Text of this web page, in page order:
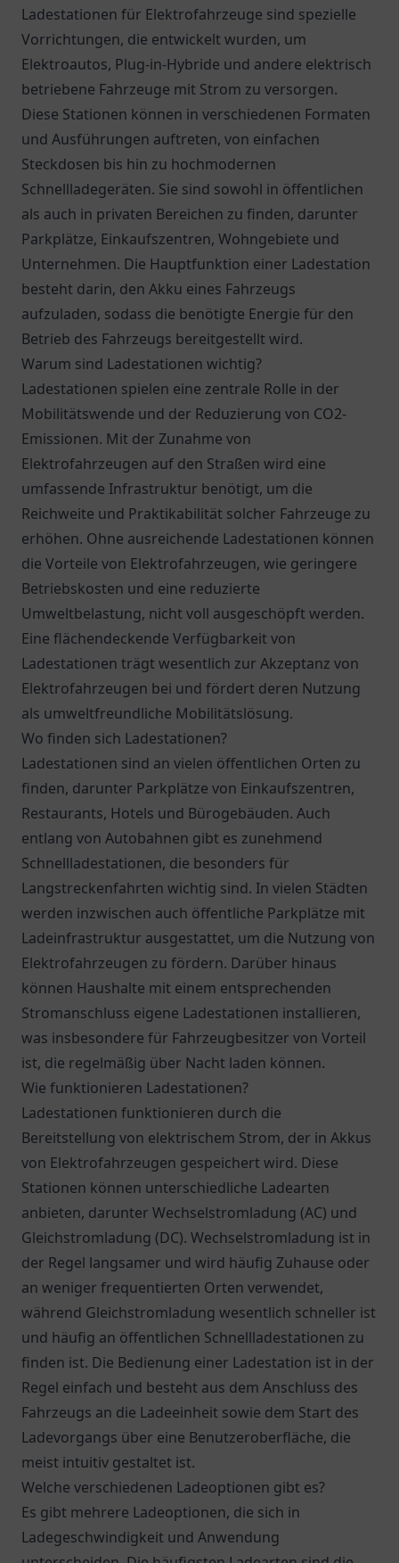
Ladestationen für Elektrofahrzeuge sind spezielle
Vorrichtungen, die entwickelt wurden, um
Elektroautos, Plug-in-Hybride und andere elektrisch
betriebene Fahrzeuge mit Strom zu versorgen.
Diese Stationen können in verschiedenen Formaten
und Ausführungen auftreten, von einfachen
Steckdosen bis hin zu hochmodernen
Schnellladegeräten. Sie sind sowohl in öffentlichen
als auch in privaten Bereichen zu finden, darunter
Parkplätze, Einkaufszentren, Wohngebiete und
Unternehmen. Die Hauptfunktion einer Ladestation
besteht darin, den Akku eines Fahrzeugs
aufzuladen, sodass die benötigte Energie für den
Betrieb des Fahrzeugs bereitgestellt wird.
Warum sind Ladestationen wichtig?
Ladestationen spielen eine zentrale Rolle in der
Mobilitätswende und der Reduzierung von CO2-
Emissionen. Mit der Zunahme von
Elektrofahrzeugen auf den Straßen wird eine
umfassende Infrastruktur benötigt, um die
Reichweite und Praktikabilität solcher Fahrzeuge zu
erhöhen. Ohne ausreichende Ladestationen können
die Vorteile von Elektrofahrzeugen, wie geringere
Betriebskosten und eine reduzierte
Umweltbelastung, nicht voll ausgeschöpft werden.
Eine flächendeckende Verfügbarkeit von
Ladestationen trägt wesentlich zur Akzeptanz von
Elektrofahrzeugen bei und fördert deren Nutzung
als umweltfreundliche Mobilitätslösung.
Wo finden sich Ladestationen?
Ladestationen sind an vielen öffentlichen Orten zu
finden, darunter Parkplätze von Einkaufszentren,
Restaurants, Hotels und Bürogebäuden. Auch
entlang von Autobahnen gibt es zunehmend
Schnellladestationen, die besonders für
Langstreckenfahrten wichtig sind. In vielen Städten
werden inzwischen auch öffentliche Parkplätze mit
Ladeinfrastruktur ausgestattet, um die Nutzung von
Elektrofahrzeugen zu fördern. Darüber hinaus
können Haushalte mit einem entsprechenden
Stromanschluss eigene Ladestationen installieren,
was insbesondere für Fahrzeugbesitzer von Vorteil
ist, die regelmäßig über Nacht laden können.
Wie funktionieren Ladestationen?
Ladestationen funktionieren durch die
Bereitstellung von elektrischem Strom, der in Akkus
von Elektrofahrzeugen gespeichert wird. Diese
Stationen können unterschiedliche Ladearten
anbieten, darunter Wechselstromladung (AC) und
Gleichstromladung (DC). Wechselstromladung ist in
der Regel langsamer und wird häufig Zuhause oder
an weniger frequentierten Orten verwendet,
während Gleichstromladung wesentlich schneller ist
und häufig an öffentlichen Schnellladestationen zu
finden ist. Die Bedienung einer Ladestation ist in der
Regel einfach und besteht aus dem Anschluss des
Fahrzeugs an die Ladeeinheit sowie dem Start des
Ladevorgangs über eine Benutzeroberfläche, die
meist intuitiv gestaltet ist.
Welche verschiedenen Ladeoptionen gibt es?
Es gibt mehrere Ladeoptionen, die sich in
Ladegeschwindigkeit und Anwendung